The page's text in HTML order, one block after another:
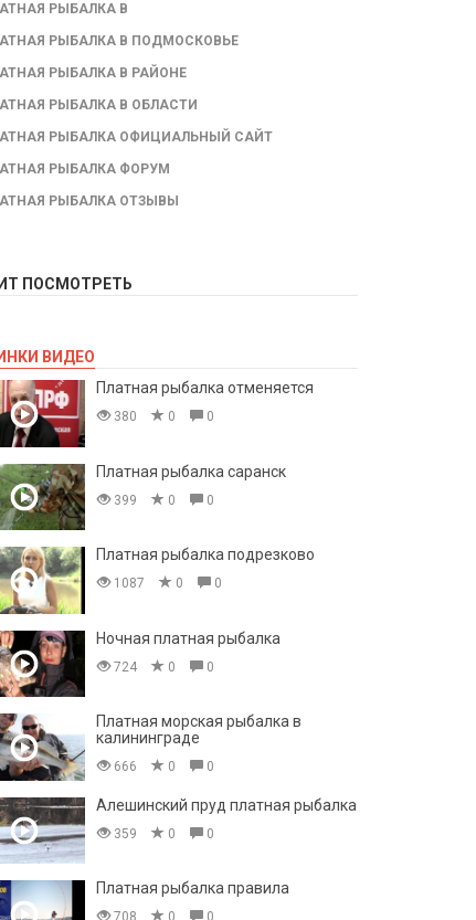
РЫБАЛКА В
РЫБАЛКА В ПОДМОСКОВЬЕ
РЫБАЛКА В РАЙОНЕ
РЫБАЛКА В ОБЛАСТИ
РЫБАЛКА ОФИЦИАЛЬНЫЙ САЙТ
РЫБАЛКА ФОРУМ
РЫБАЛКА ОТЗЫВЫ
ПОСМОТРЕТЬ
ВИДЕО
Платная рыбалка отменяется
380 0 0
Платная рыбалка саранск
399 0 0
Платная рыбалка подрезково
1087 0 0
Ночная платная рыбалка
724 0 0
Платная морская рыбалка в
калининграде
666 0 0
Алешинский пруд платная рыбалка
359 0 0
Платная рыбалка правила
708 0 0